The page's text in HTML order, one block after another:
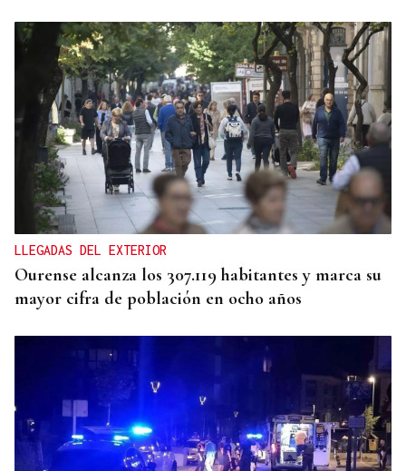
"CAPACIDAD CRÍTICA"
El reparto de menores de Ceuta abre una crisis
entre Gobierno y comunidades
LLEGADAS DEL EXTERIOR
Ourense alcanza los 307.119 habitantes y marca su
mayor cifra de población en ocho años